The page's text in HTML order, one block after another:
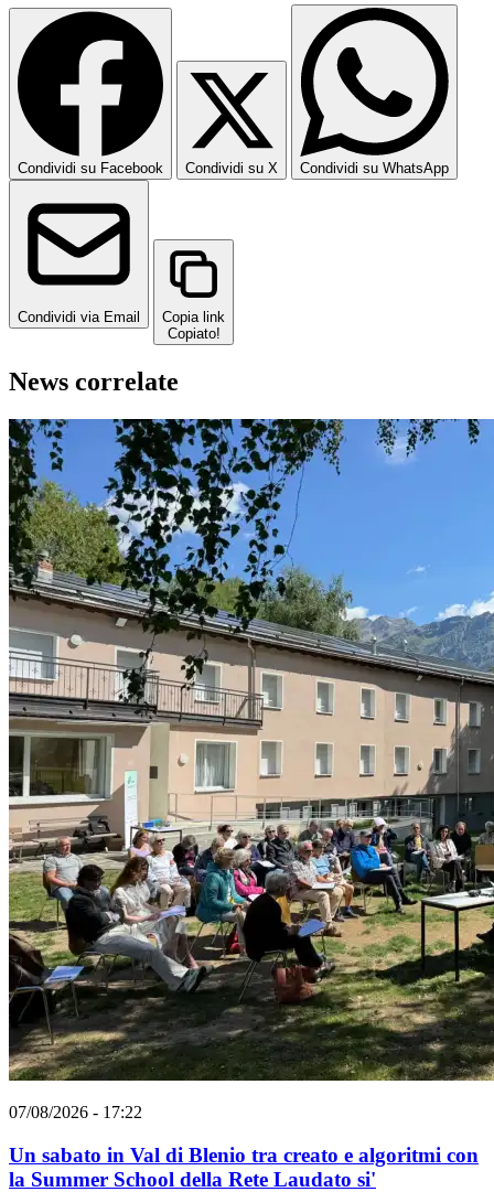
Condividi su Facebook Condividi su X Condividi su WhatsApp
Condividi via Email
Copia link
Copiato!
News correlate
07/08/2026 - 17:22
Un sabato in Val di Blenio tra creato e algoritmi con
la Summer School della Rete Laudato si'